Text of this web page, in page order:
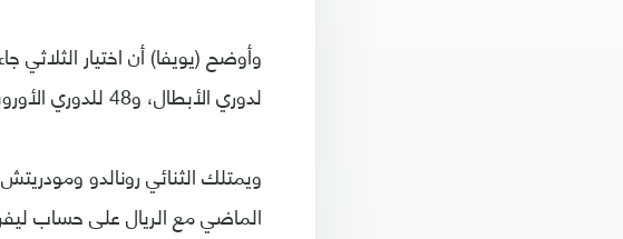
لدوري الأبطال، و48 للدوري الأوروبي، بالإضافة لـ 55 صحفيًا.
ويمتلك الثنائي رونالدو
الماضي مع الريال على حساب